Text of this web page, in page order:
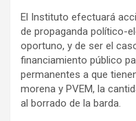
El Instituto efectuará
de propaganda político-
oportuno, y de ser el
financiamiento público
permanentes a que
morena y PVEM, la
al borrado de la barda.